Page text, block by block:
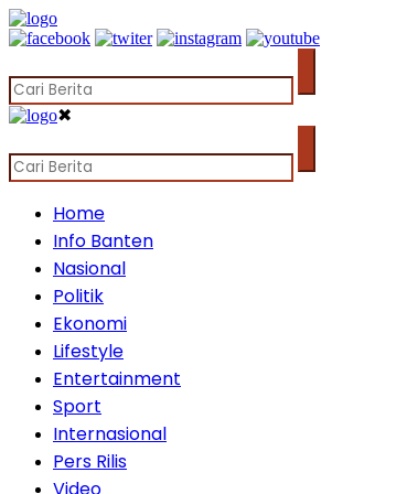
✖
Home
Info Banten
Nasional
Politik
Ekonomi
Lifestyle
Entertainment
Sport
Internasional
Pers Rilis